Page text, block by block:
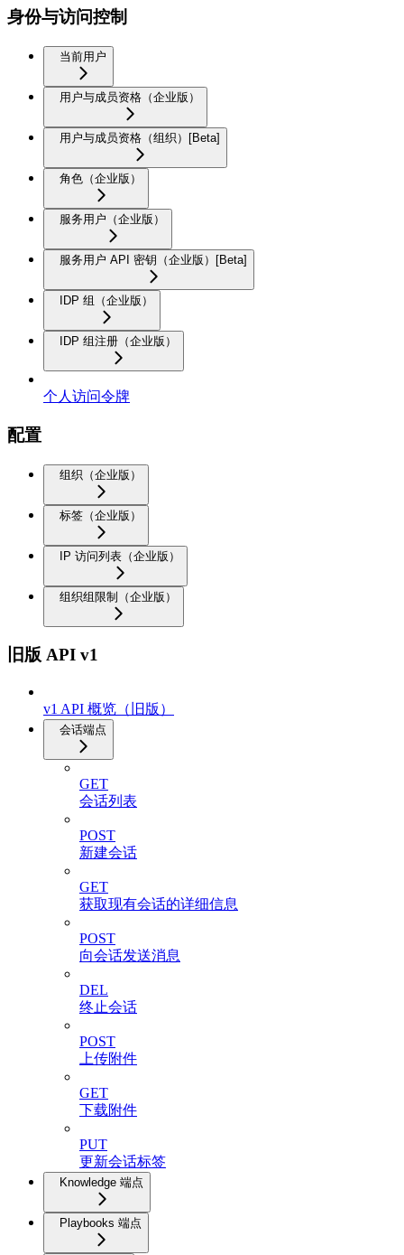
身份与访问控制
当前用户
用户与成员资格（企业版）
用户与成员资格（组织）[Beta]
角色（企业版）
服务用户（企业版）
服务用户 API 密钥（企业版）[Beta]
IDP 组（企业版）
IDP 组注册（企业版）
个人访问令牌
配置
组织（企业版）
标签（企业版）
IP 访问列表（企业版）
组织组限制（企业版）
旧版 API v1
v1 API 概览（旧版）
会话端点
GET
会话列表
POST
新建会话
GET
获取现有会话的详细信息
POST
向会话发送消息
DEL
终止会话
POST
上传附件
GET
下载附件
PUT
更新会话标签
Knowledge 端点
Playbooks 端点